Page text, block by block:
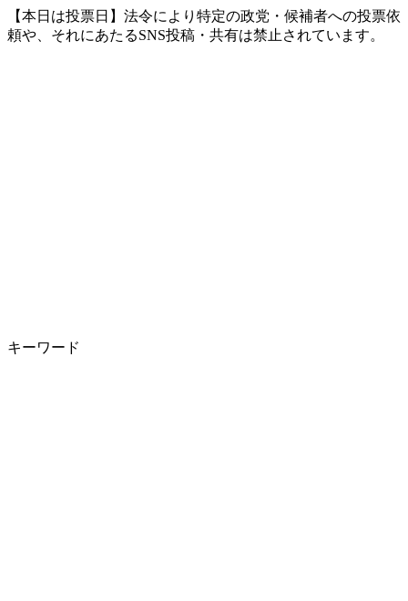
【本日は投票日】法令により特定の政党・候補者への投票依
頼や、それにあたるSNS投稿・共有は禁止されています。
キーワード